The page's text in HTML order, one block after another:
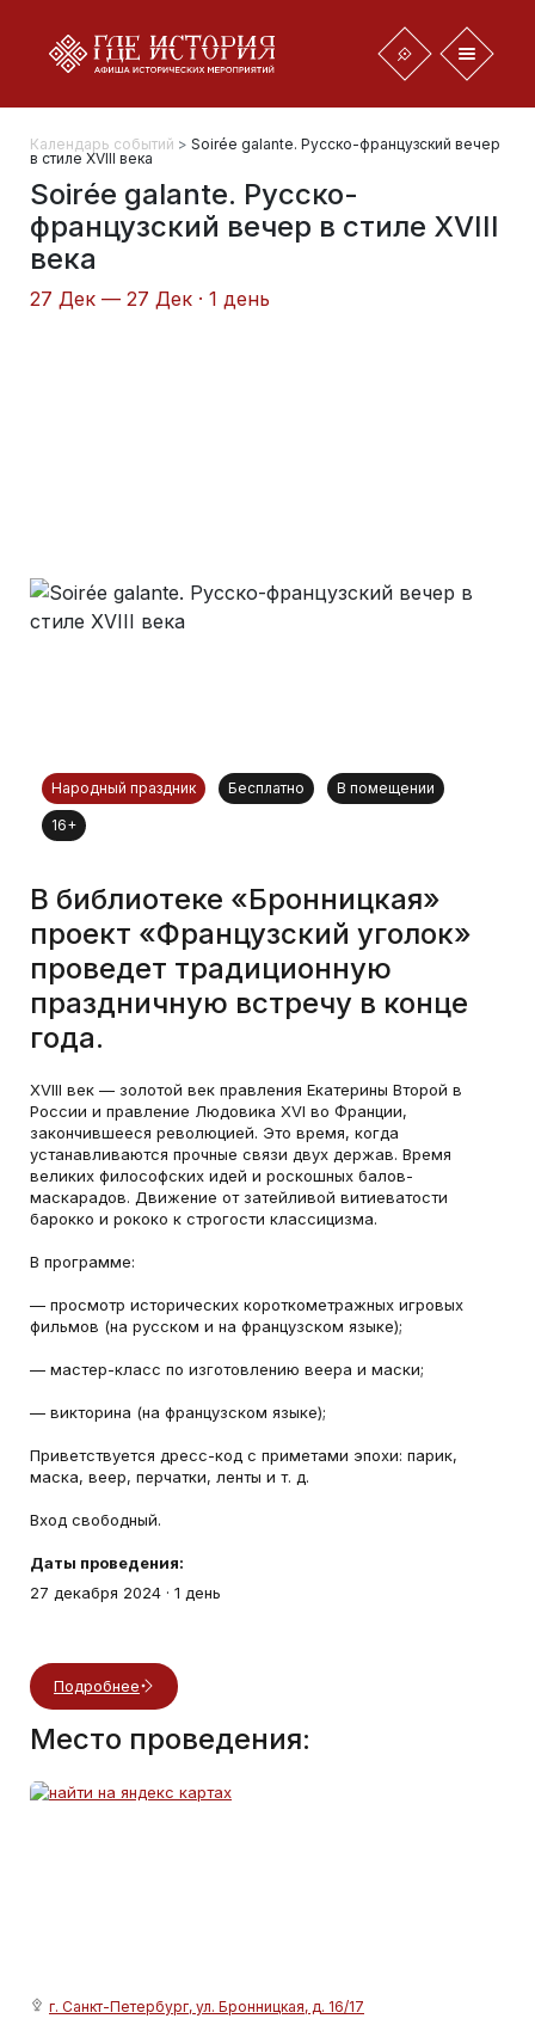
Календарь событий > Soirée galante. Русско-французский вечер
в стиле XVIII века
Soirée galante. Русско-
французский вечер в стиле XVIII
века
27 Дек — 27 Дек · 1 день
Народный праздник Бесплатно В помещении
16+
В библиотеке «Бронницкая»
проект «Французский уголок»
проведет традиционную
праздничную встречу в конце
года.
XVIII век — золотой век правления Екатерины Второй в
России и правление Людовика XVI во Франции,
закончившееся революцией. Это время, когда
устанавливаются прочные связи двух держав. Время
великих философских идей и роскошных балов-
маскарадов. Движение от затейливой витиеватости
барокко и рококо к строгости классицизма.
В программе:
— просмотр исторических короткометражных игровых
фильмов (на русском и на французском языке);
— мастер-класс по изготовлению веера и маски;
— викторина (на французском языке);
Приветствуется дресс-код с приметами эпохи: парик,
маска, веер, перчатки, ленты и т. д.
Вход свободный.
Даты проведения:
27 декабря 2024 · 1 день
Подробнее
Место проведения:
г. Санкт-Петербург, ул. Бронницкая, д. 16/17